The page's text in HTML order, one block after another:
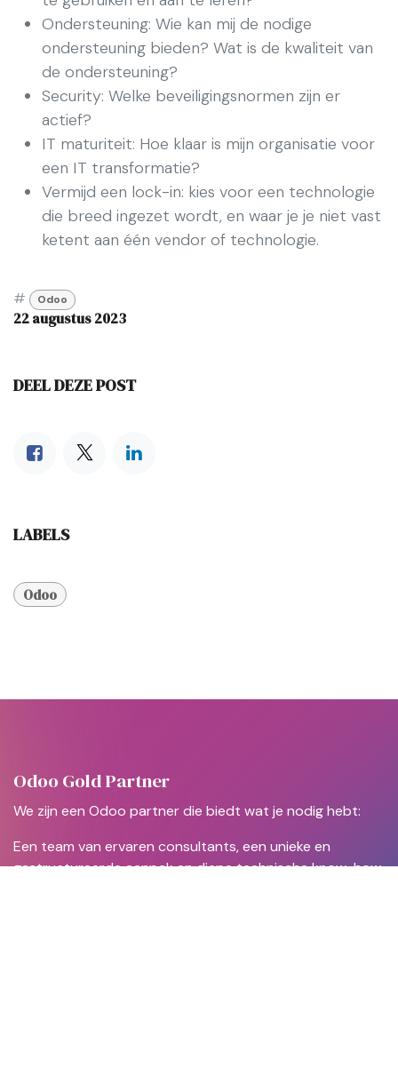
Ondersteuning: Wie kan mij de nodige
ondersteuning bieden? Wat is de kwaliteit van
de ondersteuning?
Security: Welke beveiligingsnormen zijn er
actief?
IT maturiteit: Hoe klaar is mijn organisatie voor
een IT transformatie?
Vermijd een lock-in: kies voor een technologie
die breed ingezet wordt, en waar je je niet vast
ketent aan één vendor of technologie.
# Odoo
22 augustus 2023
DEEL DEZE POST
LABELS
Odoo
Odoo Gold Partner
We zijn een Odoo partner die biedt wat je nodig hebt:
Een team van ervaren consultants, een unieke en
gestructureerde aanpak en diepe technische know-how.